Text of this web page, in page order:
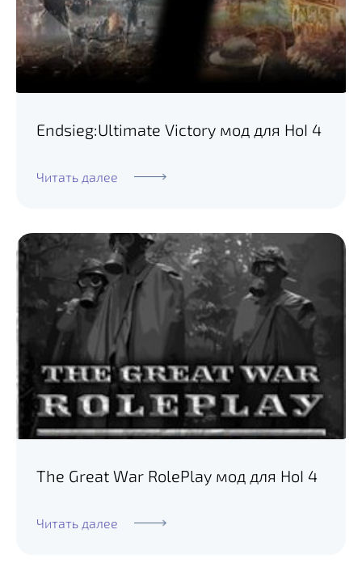
Endsieg:Ultimate Victory мод для HoI 4
Читать далее
The Great War RolePlay мод для HoI 4
Читать далее